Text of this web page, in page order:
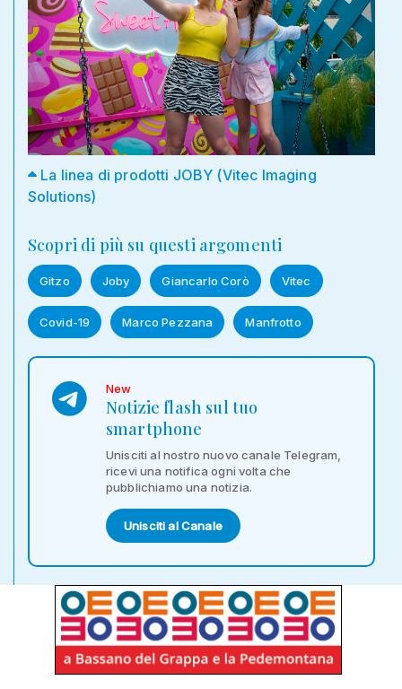
La linea di prodotti JOBY (Vitec Imaging
Solutions)
Scopri di più su questi argomenti
Gitzo Joby Giancarlo Corò Vitec
Covid-19 Marco Pezzana Manfrotto
New
Notizie flash sul tuo
smartphone
Unisciti al nostro nuovo canale Telegram,
ricevi una notifica ogni volta che
pubblichiamo una notizia.
Unisciti al Canale